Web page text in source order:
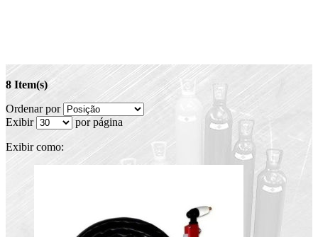
8 Item(s)
Ordenar por
Exibir
por página
Exibir como: